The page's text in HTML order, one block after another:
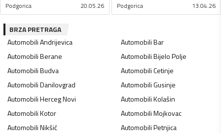
Podgorica 20.05.26 Podgorica 13.04.26
BRZA PRETRAGA
AutomobiliAndrijevica AutomobiliBar
AutomobiliBerane AutomobiliBijelo Polje
AutomobiliBudva AutomobiliCetinje
AutomobiliDanilovgrad AutomobiliGusinje
AutomobiliHerceg Novi AutomobiliKolašin
AutomobiliKotor AutomobiliMojkovac
AutomobiliNikšić AutomobiliPetnjica